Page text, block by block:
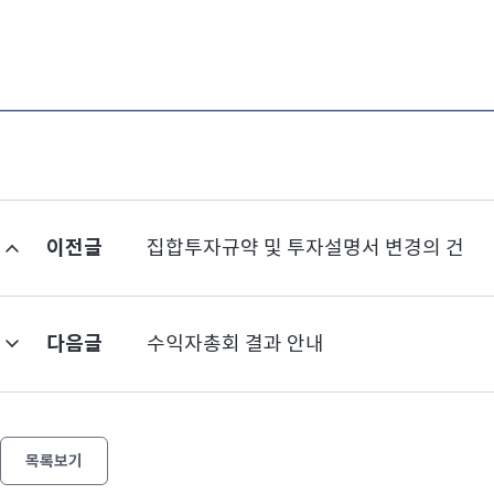
이전글 집합투자규약 및 투자설명서 변경의 건
다음글 수익자총회 결과 안내
목록보기